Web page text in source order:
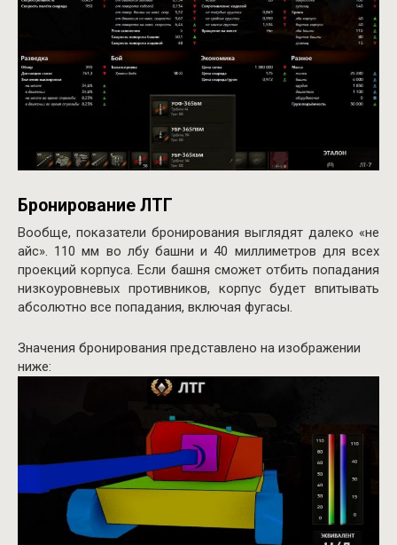
Бронирование ЛТГ
Вообще, показатели бронирования выглядят далеко «не
айс». 110 мм во лбу башни и 40 миллиметров для всех
проекций корпуса. Если башня сможет отбить попадания
низкоуровневых противников, корпус будет впитывать
абсолютно все попадания, включая фугасы.
Значения бронирования представлено на изображении
ниже: